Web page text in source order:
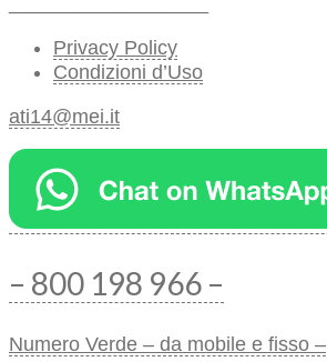
Privacy Policy
Condizioni d’Uso
ati14@mei.it
– 800 198 966 –
Numero Verde – da mobile e fisso –